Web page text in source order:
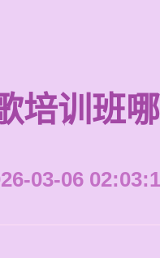
培训班
03-06